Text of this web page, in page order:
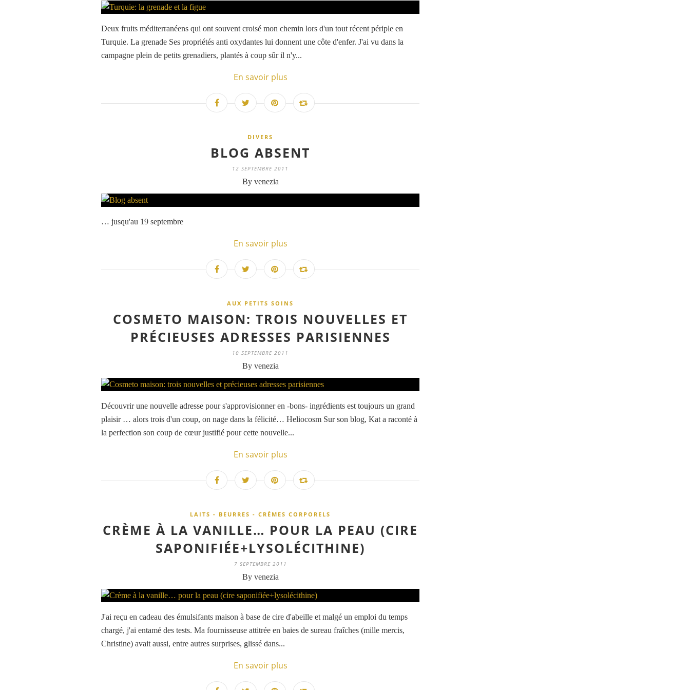
Deux fruits méditerranéens qui ont souvent croisé mon chemin lors d'un tout récent périple en
Turquie. La grenade Ses propriétés anti oxydantes lui donnent une côte d'enfer. J'ai vu dans la
campagne plein de petits grenadiers, plantés à coup sûr il n'y...
En savoir plus
DIVERS
BLOG ABSENT
12 SEPTEMBRE 2011
By venezia
… jusqu'au 19 septembre
En savoir plus
AUX PETITS SOINS
COSMETO MAISON: TROIS NOUVELLES ET
PRÉCIEUSES ADRESSES PARISIENNES
10 SEPTEMBRE 2011
By venezia
Découvrir une nouvelle adresse pour s'approvisionner en -bons- ingrédients est toujours un grand
plaisir … alors trois d'un coup, on nage dans la félicité… Heliocosm Sur son blog, Kat a raconté à
la perfection son coup de cœur justifié pour cette nouvelle...
En savoir plus
LAITS - BEURRES - CRÈMES CORPORELS
CRÈME À LA VANILLE… POUR LA PEAU (CIRE
SAPONIFIÉE+LYSOLÉCITHINE)
7 SEPTEMBRE 2011
By venezia
J'ai reçu en cadeau des émulsifants maison à base de cire d'abeille et malgé un emploi du temps
chargé, j'ai entamé des tests. Ma fournisseuse attitrée en baies de sureau fraîches (mille mercis,
Christine) avait aussi, entre autres surprises, glissé dans...
En savoir plus